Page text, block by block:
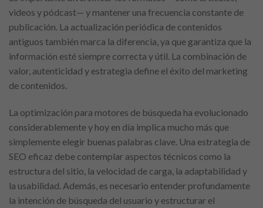
videos y pódcast— y mantener una frecuencia constante de
publicación. La actualización periódica de contenidos
antiguos también marca la diferencia, ya que garantiza que la
información esté siempre correcta y útil. La combinación de
valor, autenticidad y estrategia define el éxito del marketing
de contenidos.
La optimización para motores de búsqueda ha evolucionado
considerablemente y hoy en día implica mucho más que
simplemente elegir buenas palabras clave. Una estrategia de
SEO eficaz debe contemplar aspectos técnicos como la
estructura del sitio, la velocidad de carga, la adaptabilidad y
la usabilidad. Además, es necesario entender profundamente
la intención de búsqueda del usuario y estructurar el